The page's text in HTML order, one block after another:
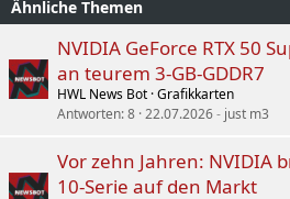
Ähnliche Themen
NVIDIA GeForce RTX 50
an teurem 3-GB-GDDR7
HWL News Bot Grafikkarten
Antworten 8 22.07.2026 just m3
Vor zehn Jahren: NVIDIA
10-Serie auf den Markt